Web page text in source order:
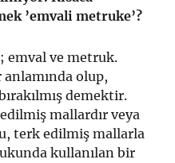
’emvali metruke’?
emval ve metruk.
olup,
demektir.
mallardır veya
terk edilmiş mallarla
kullanılan bir